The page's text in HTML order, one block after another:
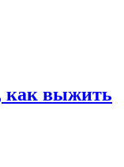
как выжить